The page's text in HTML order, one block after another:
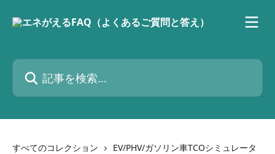
記事を検索...
すべてのコレクション
EV/PHV/ガソリン車TCOシミュレータ